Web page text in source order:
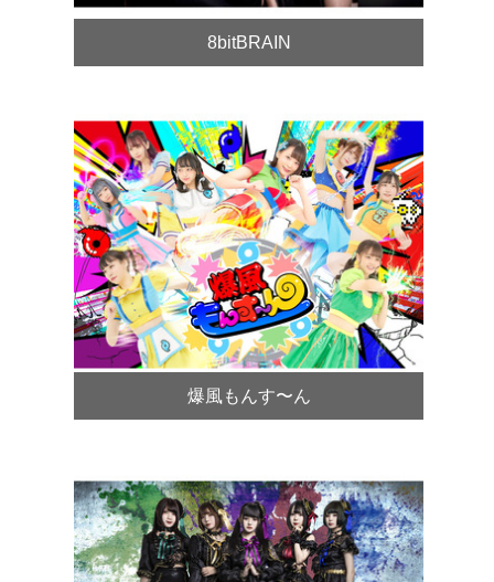
8bitBRAIN
爆風もんす〜ん